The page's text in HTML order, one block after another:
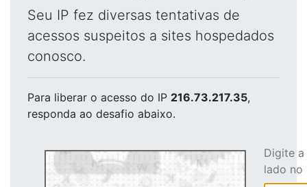
Seu IP fez diversas tentativas de
acessos suspeitos a sites hospedados
conosco.
Para liberar o acesso do IP 216.73.217.35,
responda ao desafio abaixo.
Digite
lado no